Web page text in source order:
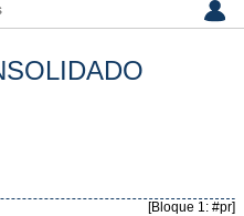
[Bloque 1: #pr]